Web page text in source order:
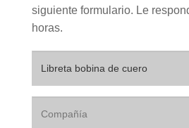
siguiente formulario. Le
horas.